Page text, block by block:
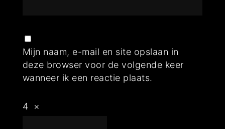
Mijn naam, e-mail en site opslaan in
deze browser voor de volgende keer
wanneer ik een reactie plaats.
4 ×